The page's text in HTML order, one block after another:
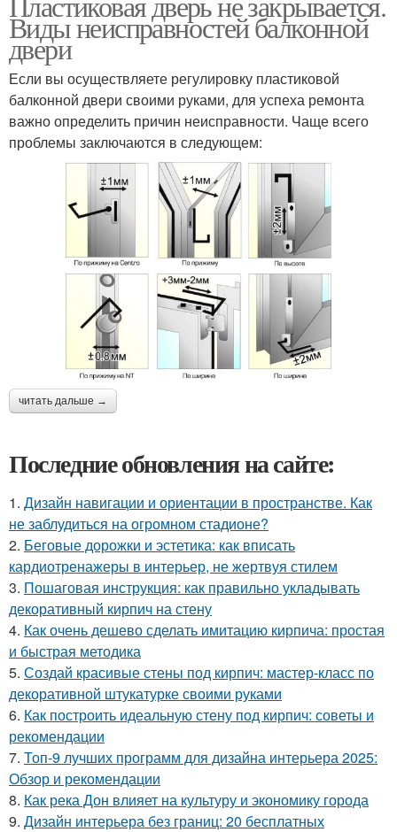
Виды неисправностей балконной
двери
Если вы осуществляете регулировку пластиковой
балконной двери своими руками, для успеха ремонта
важно определить причин неисправности. Чаще всего
проблемы заключаются в следующем:
читать дальше →
Последние обновления на сайте:
1. Дизайн навигации и ориентации в пространстве. Как
не заблудиться на огромном стадионе?
2. Беговые дорожки и эстетика: как вписать
кардиотренажеры в интерьер, не жертвуя стилем
3. Пошаговая инструкция: как правильно укладывать
декоративный кирпич на стену
4. Как очень дешево сделать имитацию кирпича: простая
и быстрая методика
5. Создай красивые стены под кирпич: мастер-класс по
декоративной штукатурке своими руками
6. Как построить идеальную стену под кирпич: советы и
рекомендации
7. Топ-9 лучших программ для дизайна интерьера 2025:
Обзор и рекомендации
8. Как река Дон влияет на культуру и экономику города
9. Дизайн интерьера без границ: 20 бесплатных